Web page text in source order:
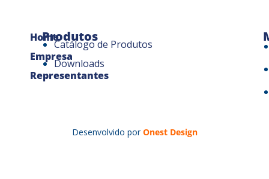
Home
Empresa
Representantes
Produtos
Catálogo de Produtos
Downloads
Desenvolvido por Onest Design